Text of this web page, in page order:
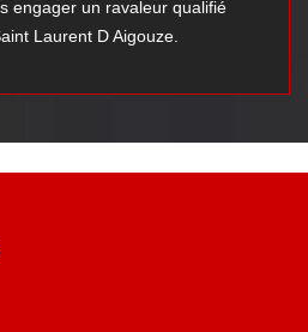
engager un ravaleur qualifié
Laurent D Aigouze.